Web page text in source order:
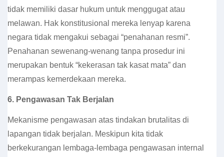
tidak memiliki dasar hukum untuk menggugat atau
melawan. Hak konstitusional mereka lenyap karena
negara tidak mengakui sebagai “penahanan resmi”.
Penahanan sewenang-wenang tanpa prosedur ini
merupakan bentuk “kekerasan tak kasat mata” dan
merampas kemerdekaan mereka.
6. Pengawasan Tak Berjalan
Mekanisme pengawasan atas tindakan brutalitas di
lapangan tidak berjalan. Meskipun kita tidak
berkekurangan lembaga-lembaga pengawasan internal